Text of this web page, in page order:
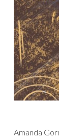
Amanda